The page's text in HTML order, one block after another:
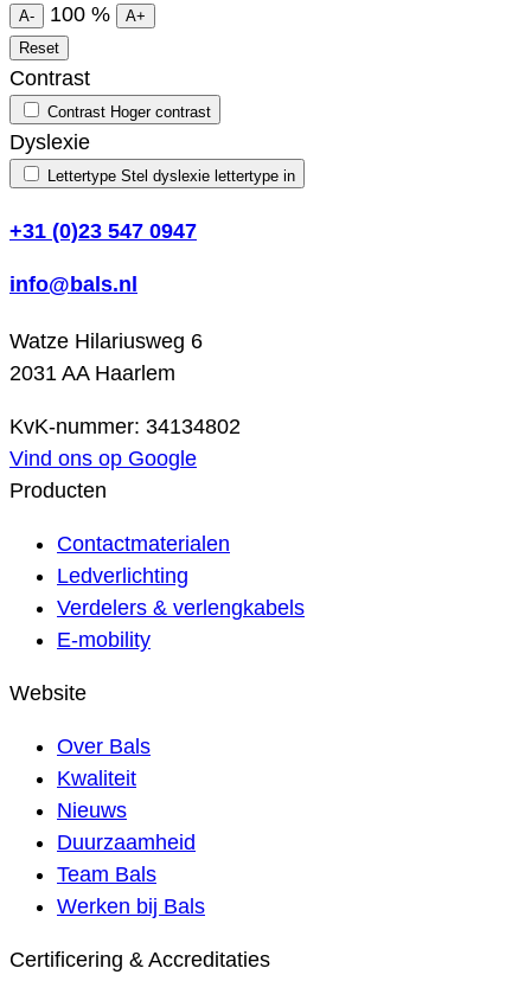
A- 100 %
A+
Reset
Contrast
Contrast Hoger contrast
Dyslexie
Lettertype Stel dyslexie lettertype in
+31 (0)23 547 0947
info@bals.nl
Watze Hilariusweg 6
2031 AA Haarlem
KvK-nummer: 34134802
Vind ons op Google
Producten
Contactmaterialen
Ledverlichting
Verdelers & verlengkabels
E-mobility
Website
Over Bals
Kwaliteit
Nieuws
Duurzaamheid
Team Bals
Werken bij Bals
Certificering & Accreditaties